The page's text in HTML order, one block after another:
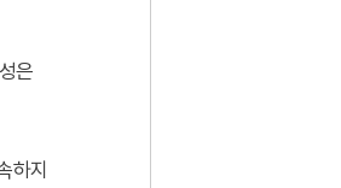
은
하지